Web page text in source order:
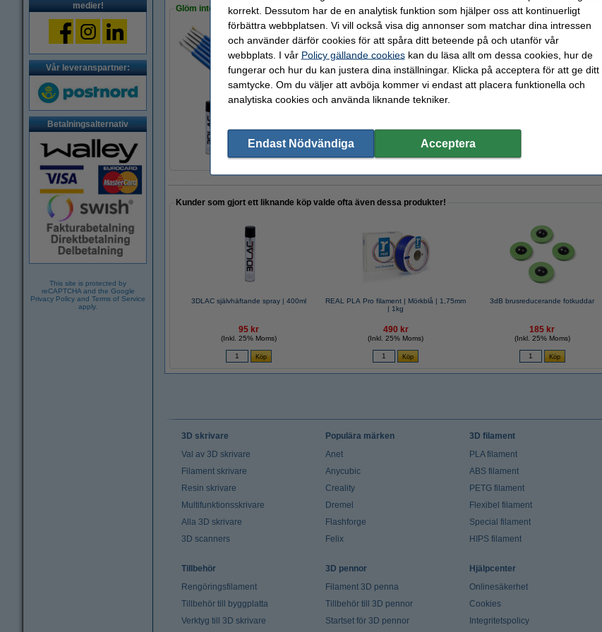
medier!
Vår leveranspartner:
Betalningsalternativ
This site is protected by
reCAPTCHA and the Google
Privacy Policy and Terms of Service
apply.
Glöm inte att beställa!
123-3D Efterbehandlingsset för 3D-utskrifter
95 kr
95 kr
Kunder som gjort ett liknande köp valde ofta även dessa produkter!
3DLAC självhäftande spray | 400ml
95 kr
(Inkl. 25% Moms)
REAL PLA Pro filament | Mörkblå | 1,75mm
| 1kg
490 kr
(Inkl. 25% Moms)
3dB brusreducerande fotkuddar
185 kr
(Inkl. 25% Moms)
3D skrivare
Val av 3D skrivare
Filament skrivare
Resin skrivare
Multifunktionsskrivare
Alla 3D skrivare
3D scanners
Populära märken
Anet
Anycubic
Creality
Dremel
Flashforge
Felix
3D filament
PLA filament
ABS filament
PETG filament
Flexibel filament
Special filament
HIPS filament
Tillbehör
Rengöringsfilament
Tillbehör till byggplatta
Verktyg till 3D skrivare
3D pennor
Filament 3D penna
Tillbehör till 3D pennor
Startset för 3D pennor
Hjälpcenter
Onlinesäkerhet
Cookies
Integritetspolicy
korrekt. Dessutom har de en analytisk funktion som hjälper oss att kontinuerligt
förbättra webbplatsen. Vi vill också visa dig annonser som matchar dina intressen
och använder därför cookies för att spåra ditt beteende på och utanför vår
webbplats. I vår Policy gällande cookieskan du läsa allt om dessa cookies, hur de
fungerar och hur du kan justera dina inställningar. Klicka på acceptera för att ge ditt
samtycke. Om du väljer att avböja kommer vi endast att placera funktionella och
analytiska cookies och använda liknande tekniker.
Endast Nödvändiga Acceptera